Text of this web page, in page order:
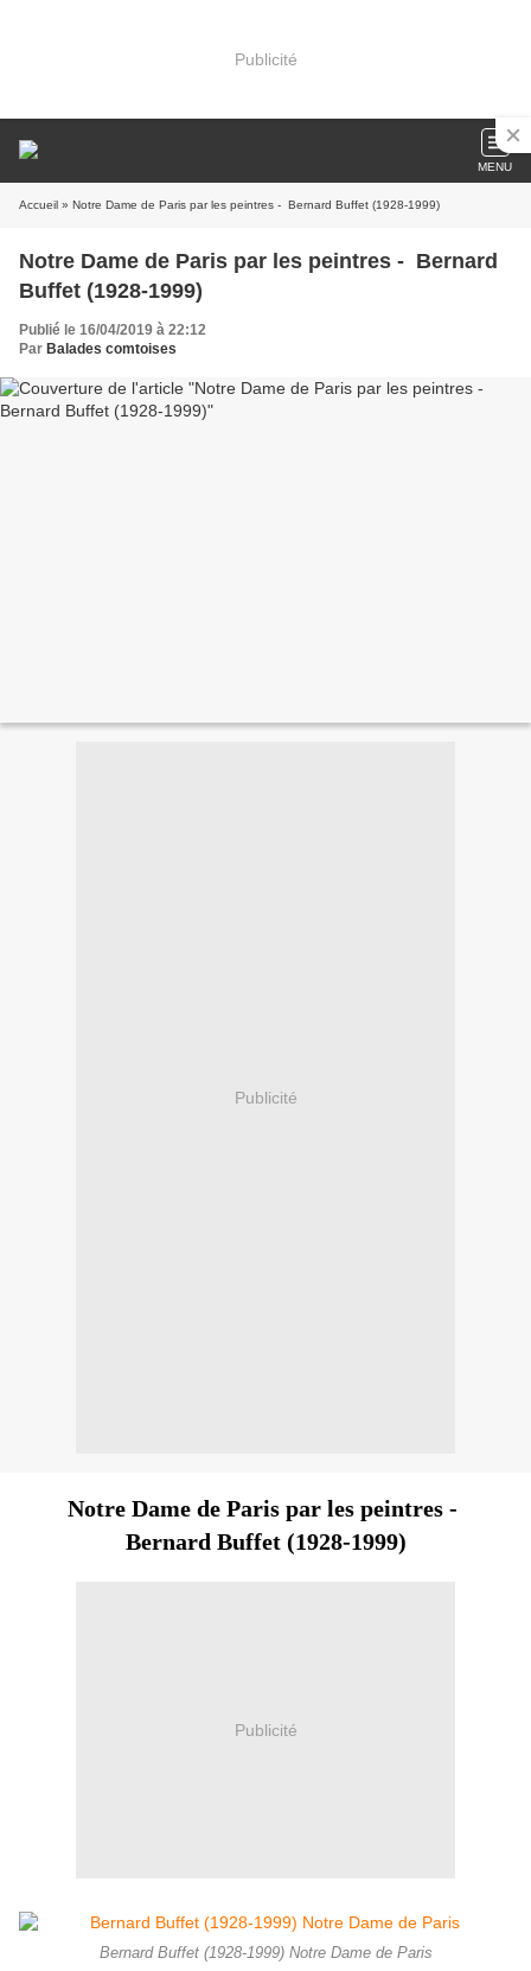
Publicité
MENU
Accueil » Notre Dame de Paris par les peintres - Bernard Buffet (1928-1999)
Notre Dame de Paris par les peintres - Bernard
Buffet (1928-1999)
Publié le 16/04/2019 à 22:12
Par Balades comtoises
Publicité
Notre Dame de Paris par les peintres -
Bernard Buffet (1928-1999)
Publicité
Bernard Buffet (1928-1999) Notre Dame de Paris